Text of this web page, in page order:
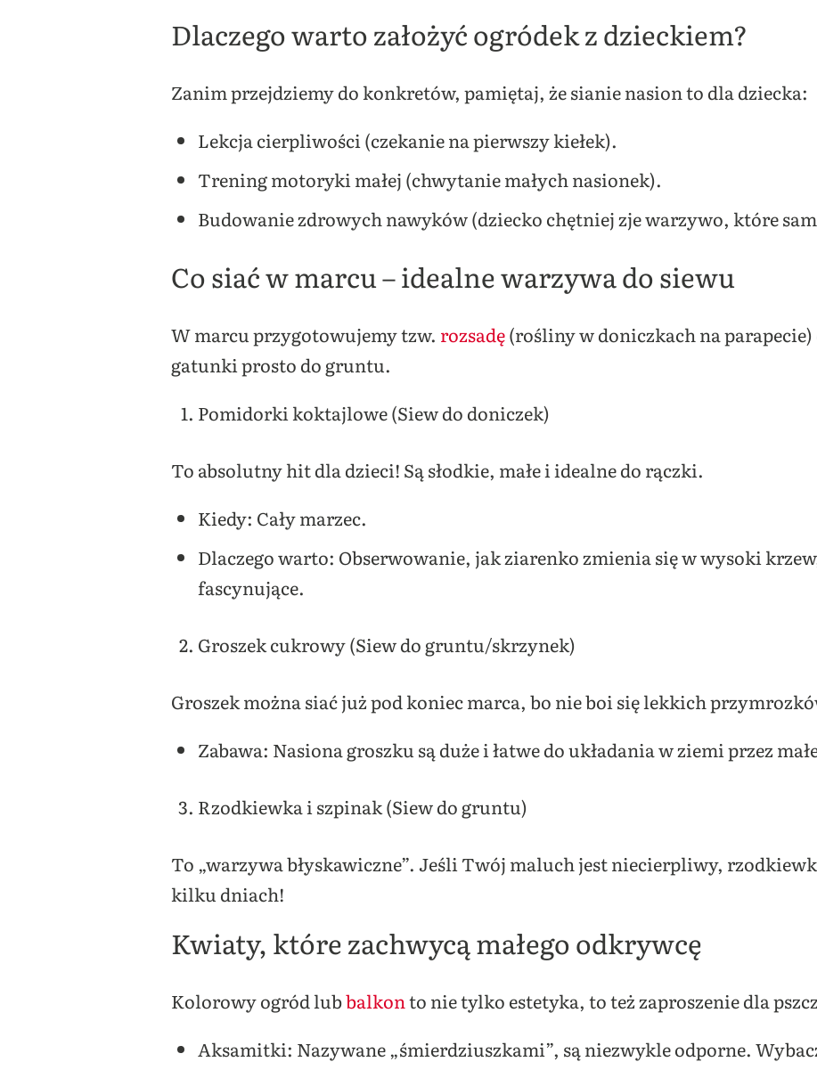
Dlaczego warto założyć ogródek z dzieckiem?
Zanim przejdziemy do konkretów, pamiętaj, że sianie nasion to dla dziecka:
Lekcja cierpliwości (czekanie na pierwszy kiełek).
Trening motoryki małej (chwytanie małych nasionek).
Budowanie zdrowych nawyków (dziecko chętniej zje warzywo, które
Co siać w marcu – idealne warzywa do siewu
W marcu przygotowujemy tzw. rozsadę(rośliny w doniczkach na
gatunki prosto do gruntu.
Pomidorki koktajlowe (Siew do doniczek)
To absolutny hit dla dzieci! Są słodkie, małe i idealne do rączki.
Kiedy: Cały marzec.
Dlaczego warto: Obserwowanie, jak ziarenko zmienia się w wysoki
fascynujące.
Groszek cukrowy (Siew do gruntu/skrzynek)
Groszek można siać już pod koniec marca, bo nie boi się lekkich
Zabawa: Nasiona groszku są duże i łatwe do układania w ziemi przez
Rzodkiewka i szpinak (Siew do gruntu)
To „warzywa błyskawiczne”. Jeśli Twój maluch jest niecierpliwy,
kilku dniach!
Kwiaty, które zachwycą małego odkrywcę
Kolorowy ogród lubbalkonto nie tylko estetyka, to też zaproszenie dla
Aksamitki: Nazywane „śmierdziuszkami”, są niezwykle odporne.